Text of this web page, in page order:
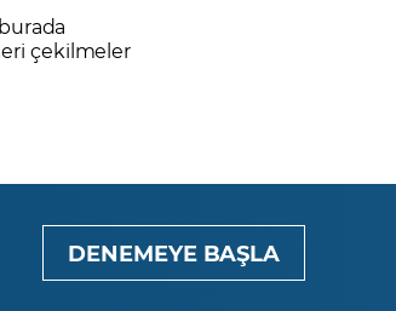
çekilmeler
DENEMEYE BAŞLA